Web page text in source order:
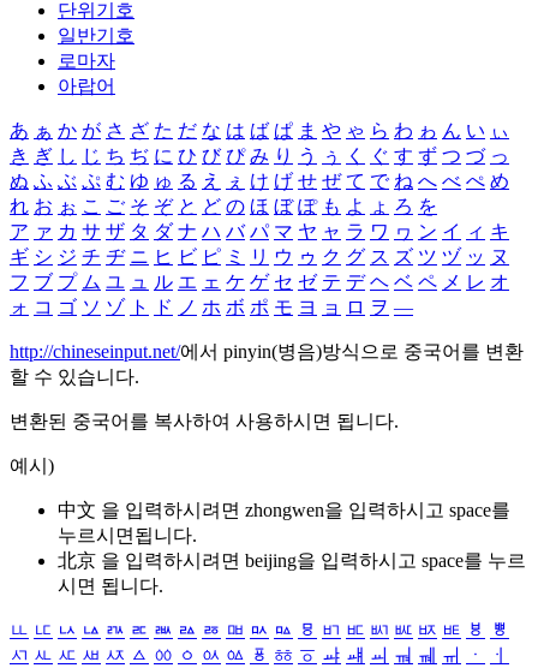
단위기호
일반기호
로마자
아랍어
あ ぁ か が さ ざ た だ な は ば ぱ ま や ゃ ら わ ゎ ん い ぃ
き ぎ し じ ち ぢ に ひ び ぴ み り う ぅ く ぐ す ず つ づ っ
ぬ ふ ぶ ぷ む ゆ ゅ る え ぇ け げ せ ぜ て で ね へ べ ぺ め
れ お ぉ こ ご そ ぞ と ど の ほ ぼ ぽ も よ ょ ろ を
ア ァ カ サ ザ タ ダ ナ ハ バ パ マ ヤ ャ ラ ワ ヮ ン イ ィ キ
ギ シ ジ チ ヂ ニ ヒ ビ ピ ミ リ ウ ゥ ク グ ス ズ ツ ヅ ッ ヌ
フ ブ プ ム ユ ュ ル エ ェ ケ ゲ セ ゼ テ デ ヘ ベ ペ メ レ オ
ォ コ ゴ ソ ゾ ト ド ノ ホ ボ ポ モ ヨ ョ ロ ヲ ―
http://chineseinput.net/에서 pinyin(병음)방식으로 중국어를 변환
할 수 있습니다.
변환된 중국어를 복사하여 사용하시면 됩니다.
예시)
中文 을 입력하시려면 zhongwen을 입력하시고 space를
누르시면됩니다.
北京 을 입력하시려면 beijing을 입력하시고 space를 누르
시면 됩니다.
ㅥ ㅦ ㅧ ㅨ ㅩ ㅪ ㅫ ㅬ ㅭ ㅮ ㅯ ㅰ ㅱ ㅲ ㅳ ㅴ ㅵ ㅶ ㅷ ㅸ
ㅹ
ㅺ ㅻ ㅼ ㅽ ㅾ ㅿ ㆀ ㆁ ㆂ ㆃ ㆄ ㆅ ㆆ ㆇ ㆈ ㆉ ㆊ ㆋ ㆌ ㆍ
ㆎ